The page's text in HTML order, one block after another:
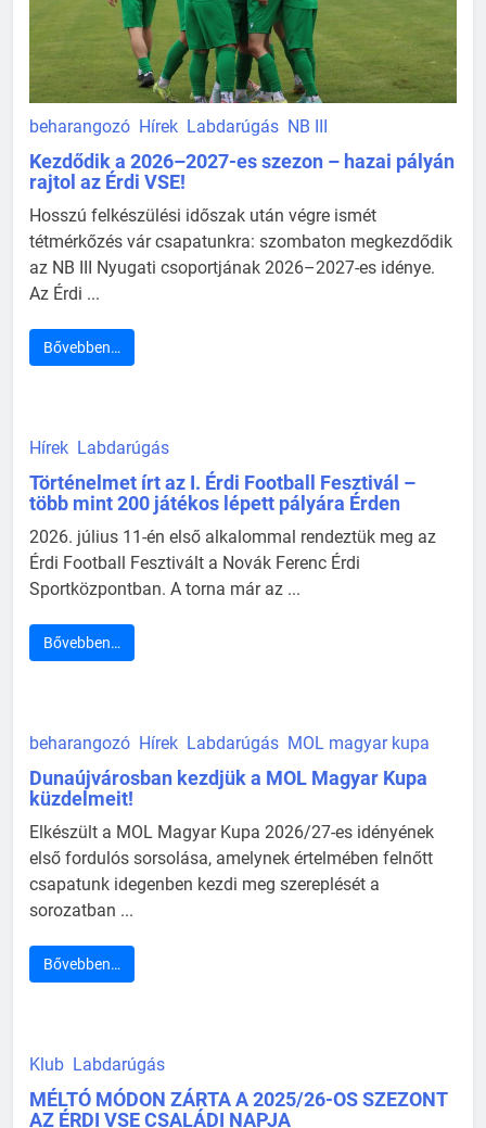
beharangozó Hírek Labdarúgás NB III
Kezdődik a 2026–2027-es szezon – hazai pályán
rajtol az Érdi VSE!
Hosszú felkészülési időszak után végre ismét
tétmérkőzés vár csapatunkra: szombaton megkezdődik
az NB III Nyugati csoportjának 2026–2027-es idénye.
Az Érdi ...
Bővebben…
Hírek Labdarúgás
Történelmet írt az I. Érdi Football Fesztivál –
több mint 200 játékos lépett pályára Érden
2026. július 11-én első alkalommal rendeztük meg az
Érdi Football Fesztivált a Novák Ferenc Érdi
Sportközpontban. A torna már az ...
Bővebben…
beharangozó Hírek Labdarúgás MOL magyar kupa
Dunaújvárosban kezdjük a MOL Magyar Kupa
küzdelmeit!
Elkészült a MOL Magyar Kupa 2026/27-es idényének
első fordulós sorsolása, amelynek értelmében felnőtt
csapatunk idegenben kezdi meg szereplését a
sorozatban ...
Bővebben…
Klub Labdarúgás
MÉLTÓ MÓDON ZÁRTA A 2025/26-OS SZEZONT
AZ ÉRDI VSE CSALÁDI NAPJA